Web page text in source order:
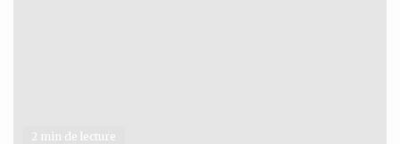
2 min de lecture